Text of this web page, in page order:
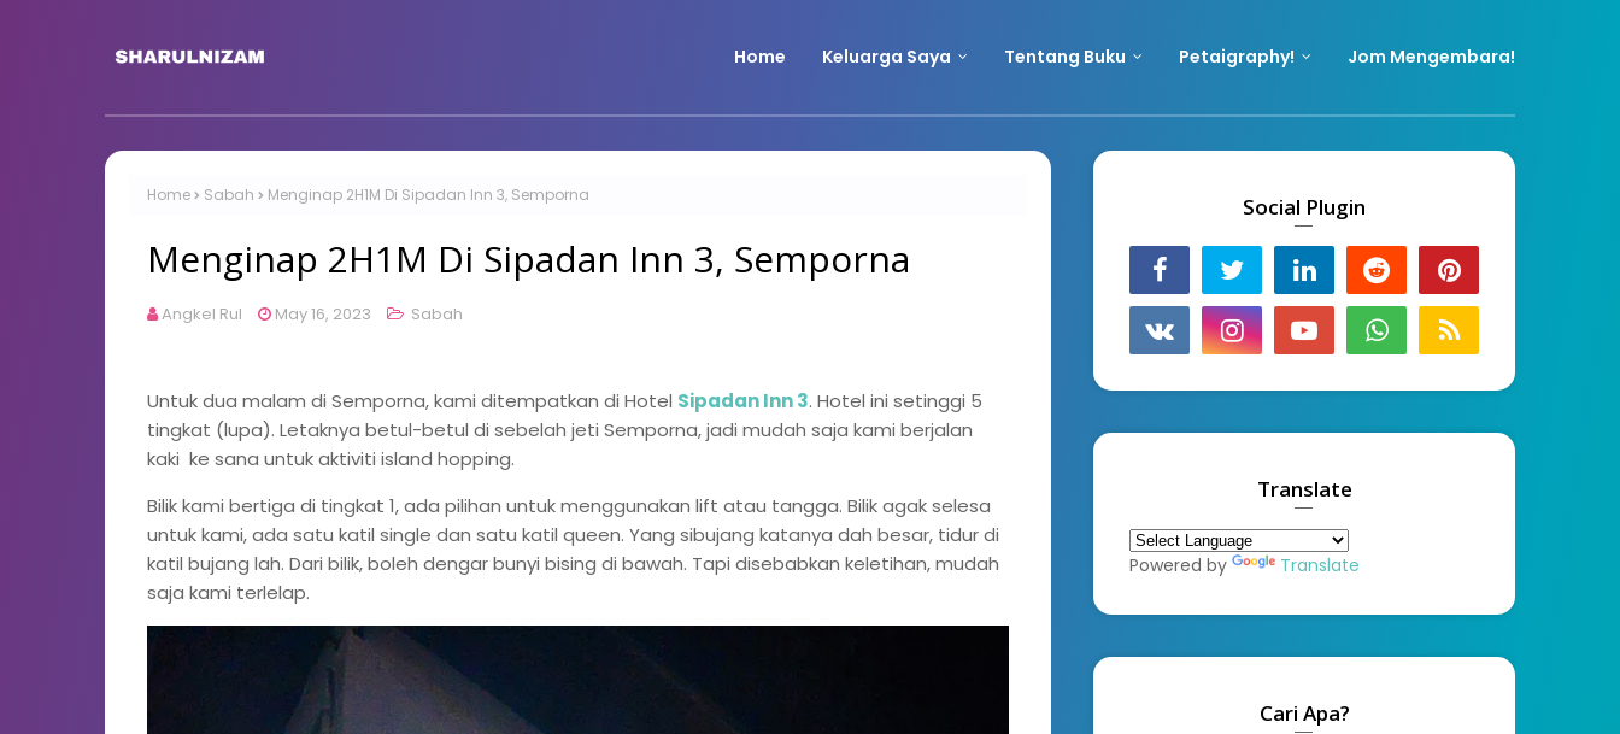
Home Keluarga Saya Tentang Buku Petaigraphy! Jom Mengembara!
Home Sabah Menginap 2H1M Di Sipadan Inn 3, Semporna
Menginap 2H1M Di Sipadan Inn 3, Semporna
Angkel Rul May 16, 2023 Sabah
Untuk dua malam di Semporna, kami ditempatkan di Hotel Sipadan Inn 3. Hotel ini setinggi 5
tingkat (lupa). Letaknya betul-betul di sebelah jeti Semporna, jadi mudah saja kami berjalan
kaki ke sana untuk aktiviti island hopping.
Bilik kami bertiga di tingkat 1, ada pilihan untuk menggunakan lift atau tangga. Bilik agak selesa
untuk kami, ada satu katil single dan satu katil queen. Yang sibujang katanya dah besar, tidur di
katil bujang lah. Dari bilik, boleh dengar bunyi bising di bawah. Tapi disebabkan keletihan, mudah
saja kami terlelap.
Social Plugin
Translate
Powered by Translate
Cari Apa?